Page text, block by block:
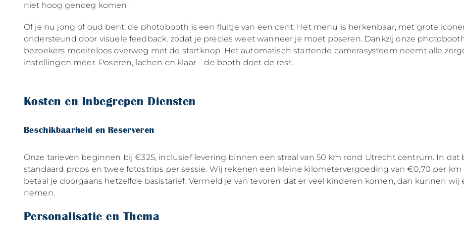
niet hoog genoeg komen.
Of je nu jong of oud bent, de photobooth is een fluitje van een cent. Het menu is herkenbaar, met grote
ondersteund door visuele feedback, zodat je precies weet wanneer je moet poseren. Dankzij onze
bezoekers moeiteloos overweg met de startknop. Het automatisch startende camerasysteem neemt alle
instellingen meer. Poseren, lachen en klaar – de booth doet de rest.
Kosten en Inbegrepen Diensten
Beschikbaarheid en Reserveren
Onze tarieven beginnen bij €325, inclusief levering binnen een straal van 50 km rond Utrecht centrum. In dat
standaard props en twee fotostrips per sessie. Wij rekenen een kleine kilometervergoeding van €0,70 per
betaal je doorgaans hetzelfde basistarief. Vermeld je van tevoren dat er veel kinderen komen, dan kunnen
nemen.
Personalisatie en Thema